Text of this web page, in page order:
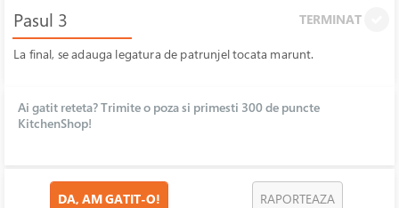
Pasul 3 TERMINAT
La final, se adauga legatura de patrunjel tocata marunt.
Ai gatit reteta? Trimite o poza si primesti 300 de puncte
KitchenShop!
DA, AM GATIT-O! RAPORTEAZA